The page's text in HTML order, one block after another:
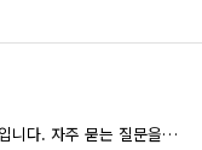
워드프레스 오션 FAQ 스킨입니다. 자주 묻는 질문을 만들 수 있습니다.